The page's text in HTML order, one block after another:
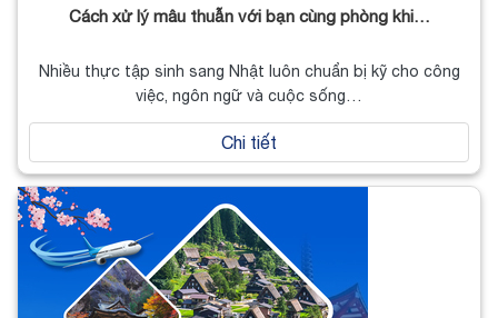
Cách xử lý mâu thuẫn với bạn cùng phòng khi…
Nhiều thực tập sinh sang Nhật luôn chuẩn bị kỹ cho công
việc, ngôn ngữ và cuộc sống…
Chi tiết